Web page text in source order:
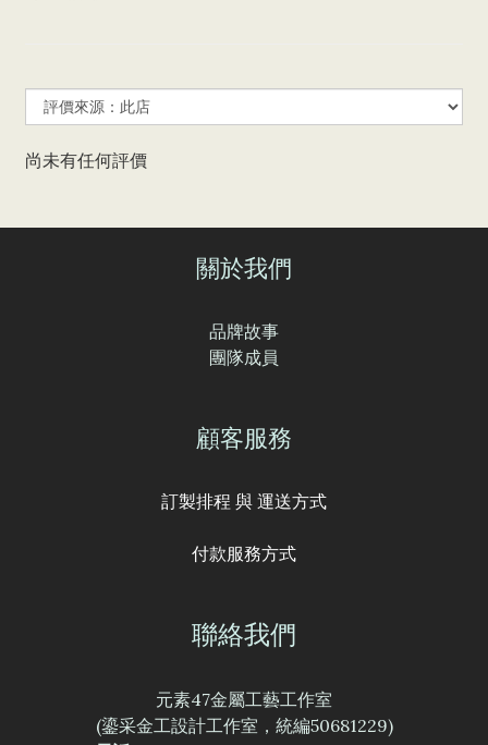
尚未有任何評價
關於我們
品牌故事
團隊成員
顧客服務
訂製排程 與 運送方式
付款服務方式
聯絡我們
元素47金屬工藝工作室
(鎏采金工設計工作室，統編50681229)